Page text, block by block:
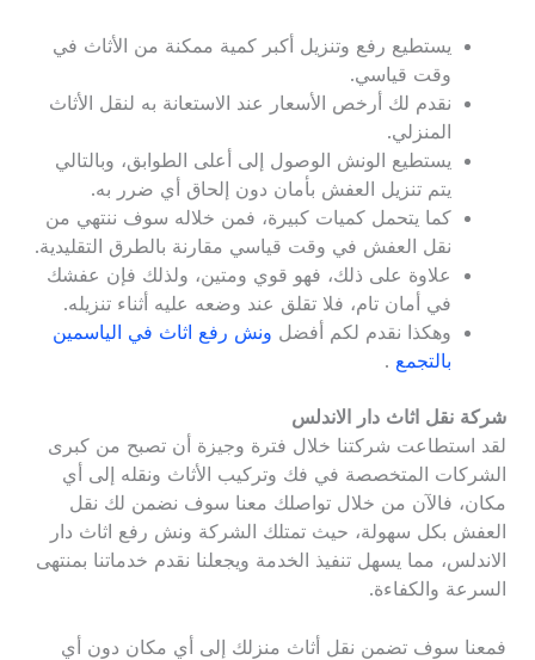
يستطيع رفع وتنزيل أكبر كمية ممكنة من الأثاث في
وقت قياسي.
نقدم لك أرخص الأسعار عند الاستعانة به لنقل الأثاث
المنزلي.
يستطيع الونش الوصول إلى أعلى الطوابق، وبالتالي
يتم تنزيل العفش بأمان دون إلحاق أي ضرر به.
كما يتحمل كميات كبيرة، فمن خلاله سوف ننتهي من
نقل العفش في وقت قياسي مقارنة بالطرق التقليدية.
علاوة على ذلك، فهو قوي ومتين، ولذلك فإن عفشك
في أمان تام، فلا تقلق عند وضعه عليه أثناء تنزيله.
وهكذا نقدم لكم أفضل ونش رفع اثاث في الياسمين
بالتجمع .
شركة نقل اثاث دار الاندلس
لقد استطاعت شركتنا خلال فترة وجيزة أن تصبح من كبرى
الشركات المتخصصة في فك وتركيب الأثاث ونقله إلى أي
مكان، فالآن من خلال تواصلك معنا سوف نضمن لك نقل
العفش بكل سهولة، حيث تمتلك الشركة ونش رفع اثاث دار
الاندلس، مما يسهل تنفيذ الخدمة ويجعلنا نقدم خدماتنا بمنتهى
السرعة والكفاءة.
فمعنا سوف تضمن نقل أثاث منزلك إلى أي مكان دون أي